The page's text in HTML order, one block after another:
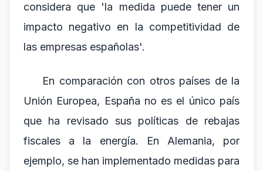
considera que 'la medida puede tener un
impacto negativo en la competitividad de
las empresas españolas'.
En comparación con otros países de la
Unión Europea, España no es el único país
que ha revisado sus políticas de rebajas
fiscales a la energía. En Alemania, por
ejemplo, se han implementado medidas para